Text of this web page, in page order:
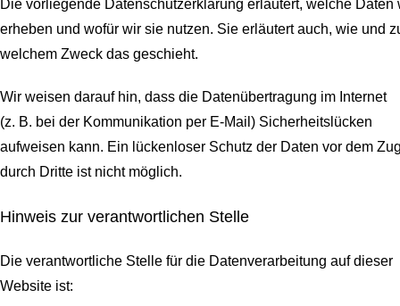
Die vorliegende Datenschutzerklärung erläutert, welche Daten
erheben und wofür wir sie nutzen. Sie erläutert auch, wie und
welchem Zweck das geschieht.
Wir weisen darauf hin, dass die Datenübertragung im Internet
(z. B. bei der Kommunikation per E-Mail) Sicherheitslücken
aufweisen kann. Ein lückenloser Schutz der Daten vor dem
durch Dritte ist nicht möglich.
Hinweis zur verantwortlichen Stelle
Die verantwortliche Stelle für die Datenverarbeitung auf dieser
Website ist: